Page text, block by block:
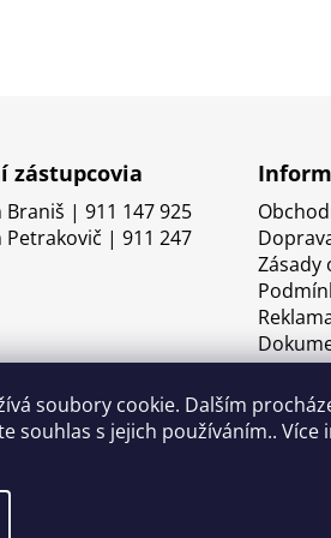
soubory cookie. Dalším
souhlas s jejich používáním.. Více
zástupcovia
Braniš | 911 147 925
Petrakovič | 911 247
Zásady